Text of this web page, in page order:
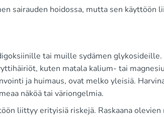
sairauden hoidossa, mutta sen käyttöön
tai muille sydämen glykosideille.
kuten matala kalium- tai
ja huimaus, ovat melko yleisiä.
näköä tai väriongelmia.
liittyy erityisiä riskejä. Raskaana